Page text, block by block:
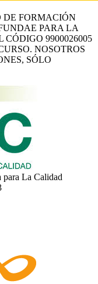
FORMACIÓN
PARA LA
9900026005
NOSOTROS
SÓLO
para La Calidad